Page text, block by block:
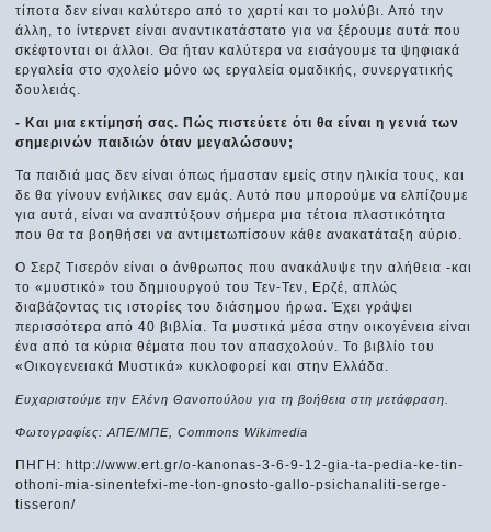
τίποτα δεν είναι καλύτερο από το χαρτί και το μολύβι. Από την
άλλη, το ίντερνετ είναι αναντικατάστατο για να ξέρουμε αυτά που
σκέφτονται οι άλλοι. Θα ήταν καλύτερα να εισάγουμε τα ψηφιακά
εργαλεία στο σχολείο μόνο ως εργαλεία ομαδικής, συνεργατικής
δουλειάς.
- Και μια εκτίμησή σας. Πώς πιστεύετε ότι θα είναι η γενιά των
σημερινών παιδιών όταν μεγαλώσουν;
Τα παιδιά μας δεν είναι όπως ήμασταν εμείς στην ηλικία τους, και
δε θα γίνουν ενήλικες σαν εμάς. Αυτό που μπορούμε να ελπίζουμε
για αυτά, είναι να αναπτύξουν σήμερα μια τέτοια πλαστικότητα
που θα τα βοηθήσει να αντιμετωπίσουν κάθε ανακατάταξη αύριο.
Ο Σερζ Τισερόν είναι ο άνθρωπος που ανακάλυψε την αλήθεια -και
το «μυστικό» του δημιουργού του Τεν-Τεν, Ερζέ, απλώς
διαβάζοντας τις ιστορίες του διάσημου ήρωα. Έχει γράψει
περισσότερα από 40 βιβλία. Τα μυστικά μέσα στην οικογένεια είναι
ένα από τα κύρια θέματα που τον απασχολούν. Το βιβλίο του
«Οικογενειακά Μυστικά» κυκλοφορεί και στην Ελλάδα.
Ευχαριστούμε την Ελένη Θανοπούλου για τη βοήθεια στη μετάφραση.
Φωτογραφίες: ΑΠΕ/ΜΠΕ, Commons Wikimedia
ΠΗΓΗ: http://www.ert.gr/o-kanonas-3-6-9-12-gia-ta-pedia-ke-tin-
othoni-mia-sinentefxi-me-ton-gnosto-gallo-psichanaliti-serge-
tisseron/